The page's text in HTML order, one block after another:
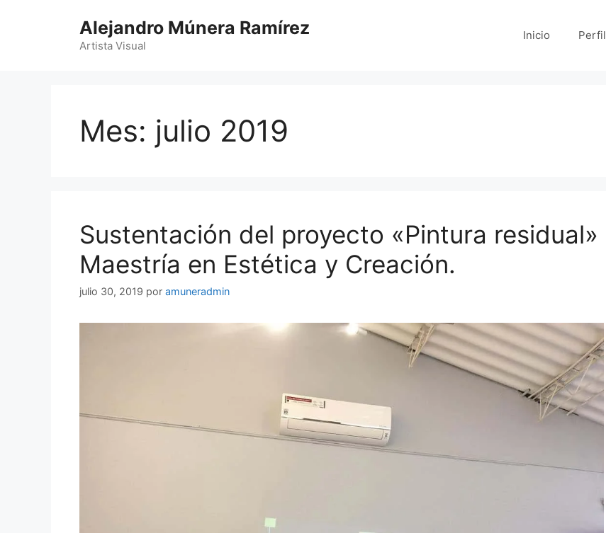
Alejandro Múnera Ramírez
Artista Visual
Inicio Perfil
Mes: julio 2019
Sustentación del proyecto «Pintura residual»
Maestría en Estética y Creación.
julio 30, 2019 por amuneradmin